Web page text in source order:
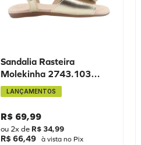
Sandalia Rasteira
Molekinha 2743.103
Dourado
LANÇAMENTOS
R$ 69,99
ou 2x de R$ 34,99
R$ 66,49 à vista no Pix